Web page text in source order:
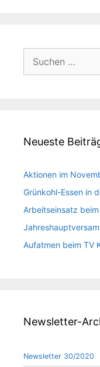
Neueste
Aktionen im
Grünkohl-Essen in
Arbeitseinsatz beim
Aufatmen beim TV
Newsletter-
Newsletter 30/2020